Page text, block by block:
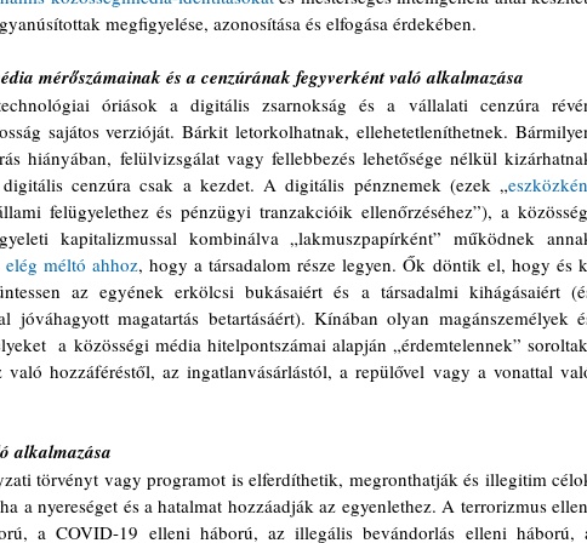
megfigyelése, azonosítása és elfogása érdekében.
mérőszámainak és a cenzúrának fegyverként való alkalmazása
óriások a digitális zsarnokság és a vállalati cenzúra
sajátos verzióját. Bárkit letorkolhatnak, ellehetetleníthetnek.
hiányában, felülvizsgálat vagy fellebbezés lehetősége nélkül
cenzúra csak a kezdet. A digitális pénznemek (ezek „
felügyelethez és pénzügyi tranzakcióik ellenőrzéséhez”), a
kapitalizmussal kombinálva „lakmuszpapírként” működnek
méltó ahhoz, hogy a társadalom része legyen. Ők döntik el, hogy és
az egyének erkölcsi bukásaiért és a társadalmi kihágásaiért
magatartás betartásáért). Kínában olyan magánszemélyek
hozzáféréstől, az ingatlanvásárlástól, a repülővel vagy a vonattal
alkalmazása
törvényt vagy programot is elferdíthetik, megronthatják és illegitim
a nyereséget és a hatalmat hozzáadják az egyenlethez. A terrorizmus
a COVID-19 elleni háború, az illegális bevándorlás elleni háború,